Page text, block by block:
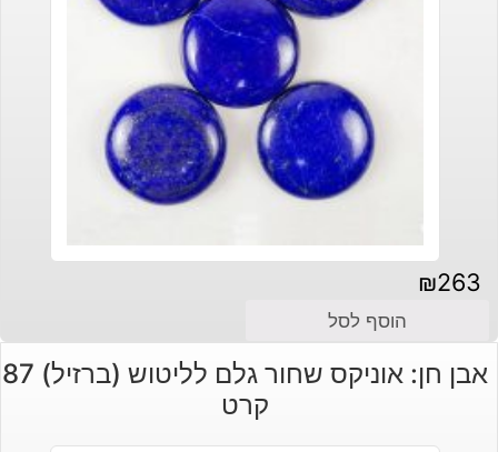
₪263
הוסף לסל
אבן חן: אוניקס שחור גלם לליטוש (ברזיל) 87
קרט